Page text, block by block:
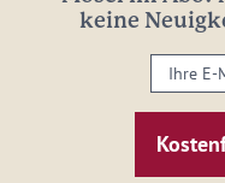
keine
Ihre
E-
Mail-
Adresse: